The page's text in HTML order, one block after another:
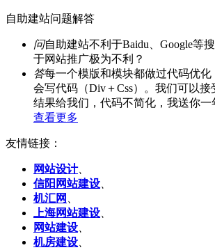
自助建站问题解答
问自助建站不利于Baidu、Google等
于网站推广极为不利？
答每一个模版和模块都做过代码优
会写代码（Div＋Css）。我们可以
结果给我们，代码不简化，我送你一
查看更多
友情链接：
网站设计、
信阳网站建设、
机汇网 、
上海网站建设、
网站建设、
机房建设、